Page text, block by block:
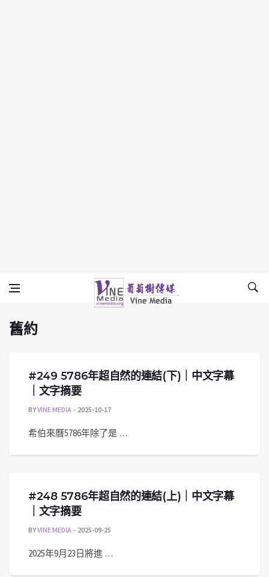
舊約
Vine Media
葡萄樹傳媒
舊約
#249 5786年超自然的連結(下)｜中文字幕
｜文字摘要
BYVINE MEDIA 2025-10-17
希伯來曆5786年除了是 …
#248 5786年超自然的連結(上)｜中文字幕
｜文字摘要
BYVINE MEDIA 2025-09-25
2025年9月23日將進 …